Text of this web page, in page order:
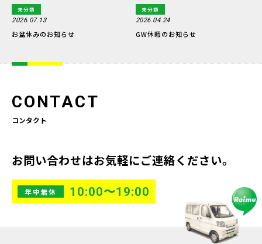
未分類
2026.07.13
お盆休みのお知らせ
未分類
2026.04.24
GW休暇のお知らせ
CONTACT
コンタクト
お問い合わせはお気軽にご連絡ください。
年中無休 10:00〜19:00